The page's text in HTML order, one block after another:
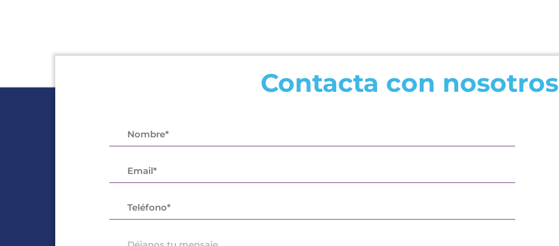
Contacta con nosotros